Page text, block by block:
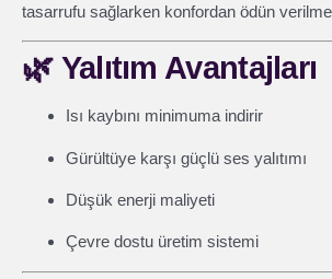
tasarrufu sağlarken konfordan ödün
🌿 Yalıtım Avantajları
Isı kaybını minimuma indirir
Gürültüye karşı güçlü ses yalıtımı
Düşük enerji maliyeti
Çevre dostu üretim sistemi